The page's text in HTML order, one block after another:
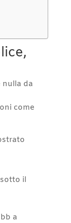
nulla da
come
il
a